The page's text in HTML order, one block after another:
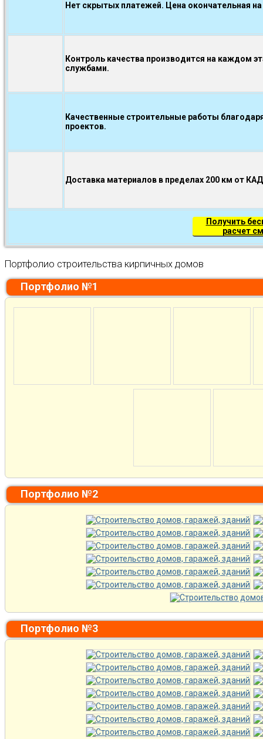
Нет скрытых платежей. Цена окончательная
Контроль качества производится на каждом
службами.
Качественные строительные работы
проектов.
Доставка материалов в пределах 200 км от
Получить
расчет
Портфолио строительства кирпичных домов
Портфолио №1
Портфолио №2
Портфолио №3